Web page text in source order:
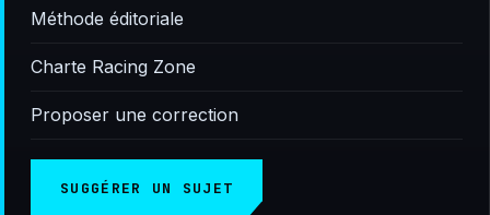
Méthode éditoriale
Charte Racing Zone
Proposer une correction
SUGGÉRER UN SUJET